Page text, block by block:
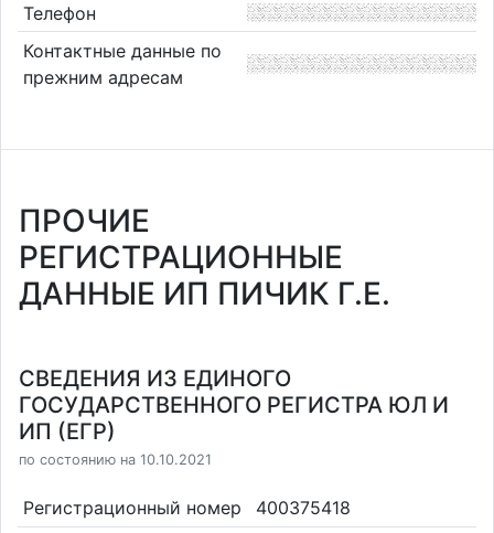
Телефон
Контактные данные по
прежним адресам
ПРОЧИЕ
РЕГИСТРАЦИОННЫЕ
ДАННЫЕ ИП ПИЧИК Г.Е.
СВЕДЕНИЯ ИЗ ЕДИНОГО
ГОСУДАРСТВЕННОГО РЕГИСТРА ЮЛ И
ИП (ЕГР)
по состоянию на 10.10.2021
Регистрационный номер
400375418